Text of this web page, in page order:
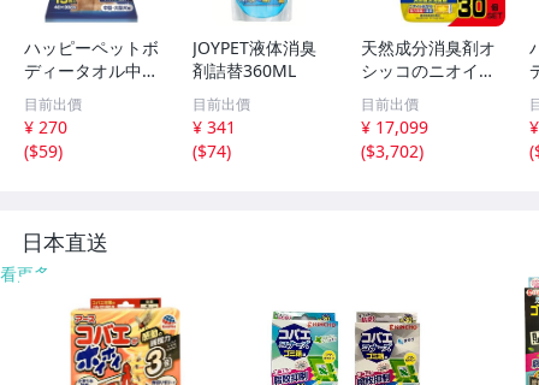
ハッピーペットボ
ディータオル中大
型犬用
目前出價
¥ 270
($59)
JOYPET液体消臭
剤詰替360ML
目前出價
¥ 341
($74)
天然成分消臭剤オ
シッコのニオイ汚
れ専用270ml × 3
0点
目前出價
¥ 17,099
($3,702)
(
日本直送
看更多